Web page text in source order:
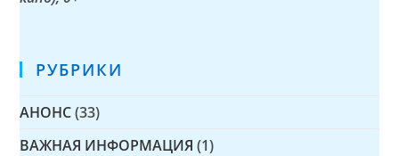
РУБРИКИ
АНОНС (33)
ВАЖНАЯ ИНФОРМАЦИЯ (1)